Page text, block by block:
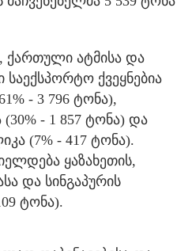
ქართული ატმისა და
ქვეყნებია
- 3 796 ტონა),
- 1 857 ტონა) და
(7% - 417 ტონა).
ყაზახეთის,
და სინგაპურის
ტონა).